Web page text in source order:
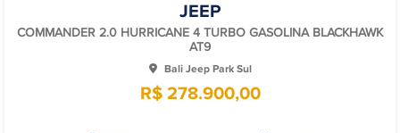
lhe
JEEP
COMMANDER 2.0 HURRICANE 4 TURBO GASOLINA BLACKHAWK
AT9
Bali Jeep Park Sul
R$ 278.900,00